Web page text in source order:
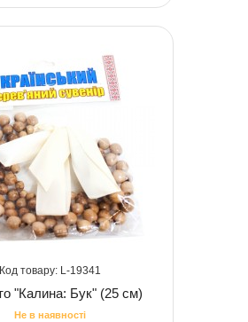
19341
"Калина: Бук" (25 см)